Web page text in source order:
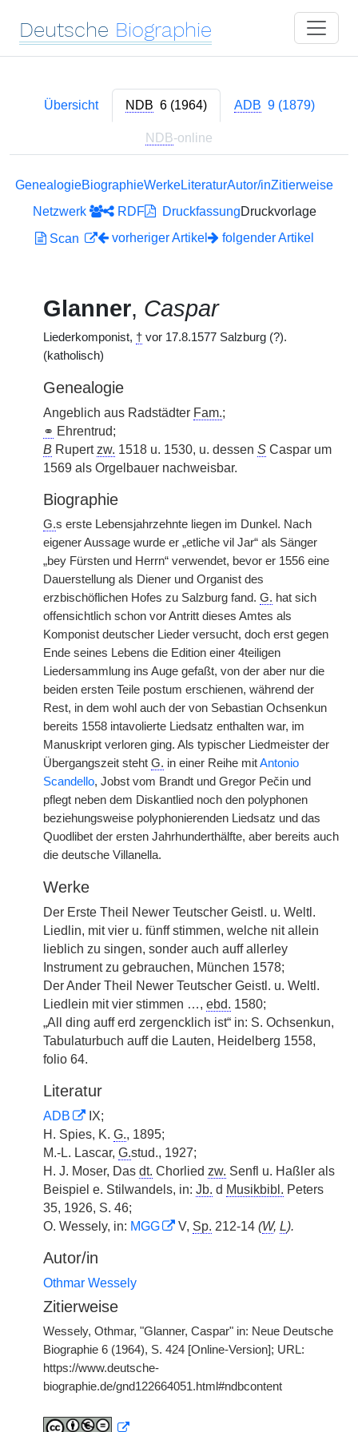
Deutsche Biographie
Übersicht NDB 6 (1964) ADB 9 (1879)
NDB-online
GenealogieBiographieWerkeLiteraturAutor/inZitierweise
Netzwerk
RDF DruckfassungDruckvorlage
Scan
vorheriger Artikel folgender Artikel
Glanner, Caspar
Liederkomponist, † vor 17.8.1577 Salzburg (?).
(katholisch)
Genealogie
Angeblich aus Radstädter Fam.;
⚭ Ehrentrud;
B Rupert zw. 1518 u. 1530, u. dessen S Caspar um
1569 als Orgelbauer nachweisbar.
Biographie
G.s erste Lebensjahrzehnte liegen im Dunkel. Nach
eigener Aussage wurde er „etliche vil Jar“ als Sänger
„bey Fürsten und Herrn“ verwendet, bevor er 1556 eine
Dauerstellung als Diener und Organist des
erzbischöflichen Hofes zu Salzburg fand. G. hat sich
offensichtlich schon vor Antritt dieses Amtes als
Komponist deutscher Lieder versucht, doch erst gegen
Ende seines Lebens die Edition einer 4teiligen
Liedersammlung ins Auge gefaßt, von der aber nur die
beiden ersten Teile postum erschienen, während der
Rest, in dem wohl auch der von Sebastian Ochsenkun
bereits 1558 intavolierte Liedsatz enthalten war, im
Manuskript verloren ging. Als typischer Liedmeister der
Übergangszeit steht G. in einer Reihe mitAntonio
Scandello, Jobst vom Brandt und Gregor Pečin und
pflegt neben dem Diskantlied noch den polyphonen
beziehungsweise polyphonierenden Liedsatz und das
Quodlibet der ersten Jahrhunderthälfte, aber bereits auch
die deutsche Villanella.
Werke
Der Erste Theil Newer Teutscher Geistl. u. Weltl.
Liedlin, mit vier u. fünff stimmen, welche nit allein
lieblich zu singen, sonder auch auff allerley
Instrument zu gebrauchen, München 1578;
Der Ander Theil Newer Teutscher Geistl. u. Weltl.
Liedlein mit vier stimmen …, ebd. 1580;
„All ding auff erd zergencklich ist“ in: S. Ochsenkun,
Tabulaturbuch auff die Lauten, Heidelberg 1558,
folio 64.
Literatur
ADB
IX;
H. Spies, K. G., 1895;
M.-L. Lascar, G.stud., 1927;
H. J. Moser, Das dt. Chorlied zw. Senfl u. Haßler als
Beispiel e. Stilwandels, in: Jb. d Musikbibl. Peters
35, 1926, S. 46;
O. Wessely, in: MGG V, Sp. 212-14 (W, L).
Autor/in
Othmar Wessely
Zitierweise
Wessely, Othmar, "Glanner, Caspar" in: Neue Deutsche
Biographie 6 (1964), S. 424 [Online-Version]; URL:
https://www.deutsche-
biographie.de/gnd122664051.html#ndbcontent